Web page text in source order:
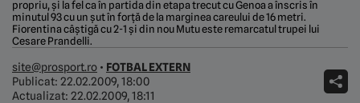
propriu, și la fel ca în partida din etapa trecut cu Genoa a înscris în
minutul 93 cu un șut în forță de la marginea careului de 16 metri.
Fiorentina câștigă cu 2-1 și din nou Mutu este remarcatul trupei lui
Cesare Prandelli.
site@prosport.ro • FOTBAL EXTERN
Publicat: 22.02.2009, 18:00
Actualizat: 22.02.2009, 18:11